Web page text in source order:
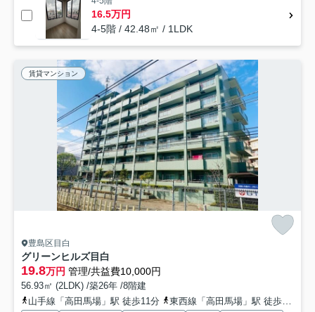
16.5万円
4-5階 / 42.48㎡ / 1LDK
賃貸マンション
豊島区目白
グリーンヒルズ目白
19.8万円 管理/共益費10,000円
56.93㎡ (2LDK) /築26年 /8階建
山手線「高田馬場」駅 徒歩11分
東西線「高田馬場」駅 徒歩11分